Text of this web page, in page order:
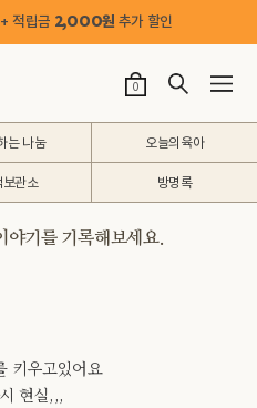
+ 적립금 2,OOO원 추가 할인
0
는 나눔 오늘의육아
보관소 방명록
야기를 기록해보세요.
키우고있어요
현실,,,